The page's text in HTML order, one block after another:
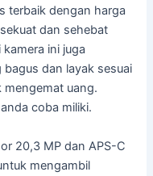
terbaik dengan harga
dan sehebat
ini juga
dan layak sesuai
mengemat uang.
coba miliki.
20,3 MP dan APS-C
mengambil